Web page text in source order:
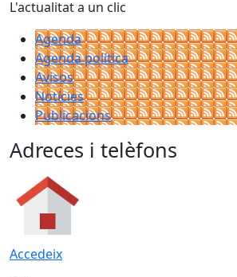
L'actualitat a un clic
Agenda
Agenda política
Avisos
Notícies
Publicacions
Adreces i telèfons
Accedeix